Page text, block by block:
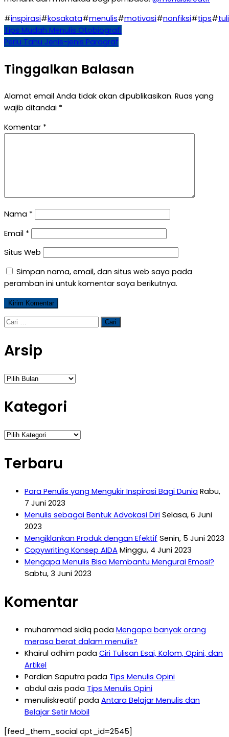
#inspirasi#kosakata#menulis#motivasi#nonfiksi#tips#
Navigasi
Tips Mudah Menulis Otobiografi
Perlu Tahu Jenis-jenis Paragraf
Tinggalkan Balasan
Alamat email Anda tidak akan dipublikasikan. Ruas yang
wajib ditandai *
Komentar *
Nama *
Email *
Situs Web
Simpan nama, email, dan situs web saya pada
peramban ini untuk komentar saya berikutnya.
Cari
Arsip
Arsip
Kategori
Kategori
Terbaru
Para Penulis yang Mengukir Inspirasi Bagi Dunia Rabu,
7 Juni 2023
Menulis sebagai Bentuk Advokasi Diri Selasa, 6 Juni
2023
Mengiklankan Produk dengan Efektif Senin, 5 Juni 2023
Copywriting Konsep AIDA Minggu, 4 Juni 2023
Mengapa Menulis Bisa Membantu Mengurai Emosi?
Sabtu, 3 Juni 2023
Komentar
muhammad sidiq pada Mengapa banyak orang
merasa berat dalam menulis?
Khairul adhim pada Ciri Tulisan Esai, Kolom, Opini, dan
Artikel
Pardian Saputra pada Tips Menulis Opini
abdul azis pada Tips Menulis Opini
menuliskreatif pada Antara Belajar Menulis dan
Belajar Setir Mobil
[feed_them_social cpt_id=2545]